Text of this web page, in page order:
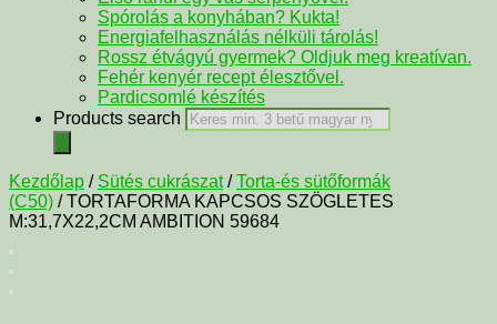
Spórolás a konyhában? Kukta!
Energiafelhasználás nélküli tárolás!
Rossz étvágyú gyermek? Oldjuk meg kreatívan.
Fehér kenyér recept élesztővel.
Pardicsomlé készítés
Products search
Kezdőlap / Sütés cukrászat/Torta-és sütőformák
(C50) / TORTAFORMA KAPCSOS SZÖGLETES
M:31,7X22,2CM AMBITION 59684